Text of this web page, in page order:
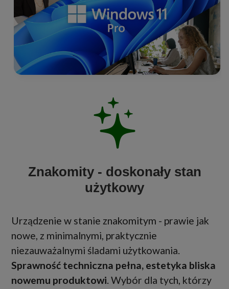
Znakomity - doskonały stan
użytkowy
Urządzenie w stanie znakomitym - prawie jak
nowe, z minimalnymi, praktycznie
niezauważalnymi śladami użytkowania.
Sprawność techniczna pełna, estetyka bliska
nowemu produktowi. Wybór dla tych, którzy